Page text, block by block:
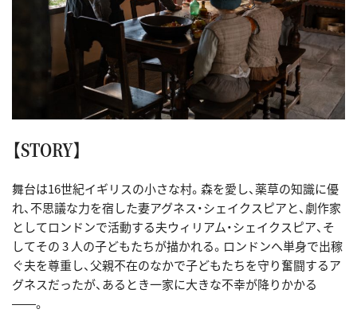
【STORY】
舞台は16世紀イギリスの小さな村。森を愛し、薬草の知識に優
れ、不思議な力を宿した妻アグネス・シェイクスピアと、劇作家
としてロンドンで活動する夫ウィリアム・シェイクスピア、そ
してその 3 人の子どもたちが描かれる。ロンドンへ単身で出稼
ぐ夫を尊重し、父親不在のなかで子どもたちを守り奮闘するア
グネスだったが、あるとき一家に大きな不幸が降りかかる
――。